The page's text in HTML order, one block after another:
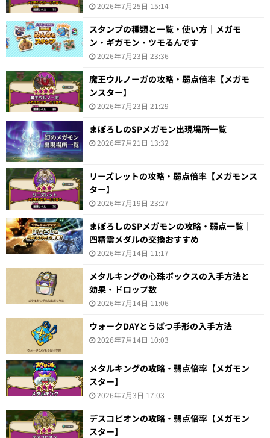
2026年7月25日 15:14
スタンプの種類と一覧・使い方｜メガモ
ン・ギガモン・ツモるんです
2026年7月23日 23:36
魔王ウルノーガの攻略・弱点倍率【メガモ
ンスター】
2026年7月23日 21:29
まぼろしのSPメガモン出現場所一覧
2026年7月21日 13:32
リーズレットの攻略・弱点倍率【メガモンス
ター】
2026年7月19日 23:27
まぼろしのSPメガモンの攻略・弱点一覧｜
四精霊メダルの交換おすすめ
2026年7月14日 11:17
メタルキングの心珠ボックスの入手方法と
効果・ドロップ数
2026年7月14日 11:06
ウォークDAYとうばつ手形の入手方法
2026年7月14日 10:03
メタルキングの攻略・弱点倍率【メガモン
スター】
2026年7月3日 17:03
デスコピオンの攻略・弱点倍率【メガモン
スター】